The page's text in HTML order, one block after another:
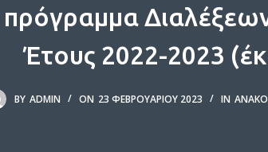
Έτους 2022-2023
BY ADMIN ON 23 ΦΕΒΡΟΥΑΡΊΟΥ 2023 IN